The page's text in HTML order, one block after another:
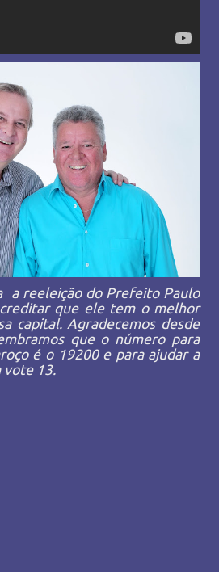
a reeleição do Prefeito Paulo
que ele tem o melhor
capital. Agradecemos desde
que o número para
é o 19200 e para ajudar a
vote 13.